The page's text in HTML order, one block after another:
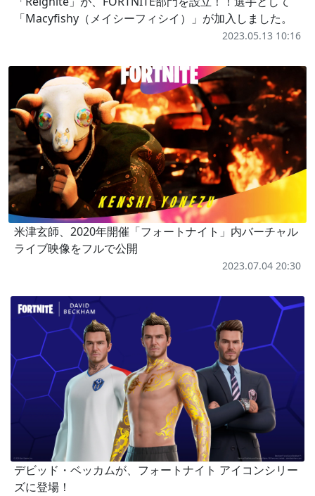
「Macyfishy（メイシーフィシイ）」が加入しました。
2023.05.13 10:16
米津玄師、2020年開催「フォートナイト」内バーチャル
ライブ映像をフルで公開
2023.07.04 20:30
デビッド・ベッカムが、フォートナイト アイコンシリー
ズに登場！